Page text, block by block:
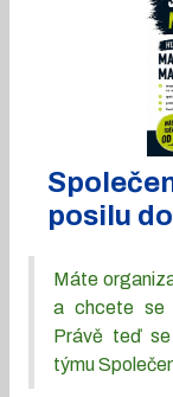
posilu
Máte
a chcete se
Právě teď
týmu